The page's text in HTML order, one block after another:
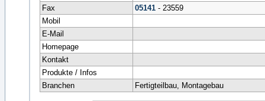
Fax
05141- 23559
Mobil
E-Mail
Homepage
Kontakt
Produkte / Infos
Branchen
Fertigteilbau, Montagebau